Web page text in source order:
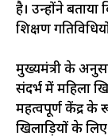
है। उन्होंने बताया
प्रशिक्षण
मुख्यमंत्री के
संदर्भ में महिला
महत्वपूर्ण केंद्र के
खिलाड़ियों के